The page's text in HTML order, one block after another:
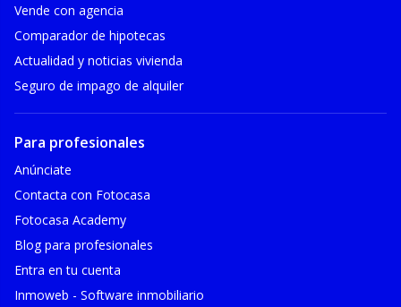
Vende con agencia
Comparador de hipotecas
Actualidad y noticias vivienda
Seguro de impago de alquiler
Para profesionales
Anúnciate
Contacta con Fotocasa
Fotocasa Academy
Blog para profesionales
Entra en tu cuenta
Inmoweb - Software inmobiliario